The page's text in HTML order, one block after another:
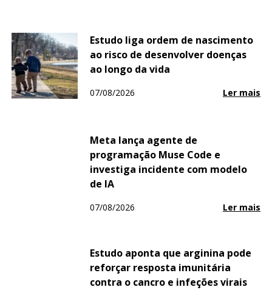
Estudo liga ordem de nascimento
ao risco de desenvolver doenças
ao longo da vida
07/08/2026 Ler mais
Meta lança agente de
programação Muse Code e
investiga incidente com modelo
de IA
07/08/2026 Ler mais
Estudo aponta que arginina pode
reforçar resposta imunitária
contra o cancro e infeções virais